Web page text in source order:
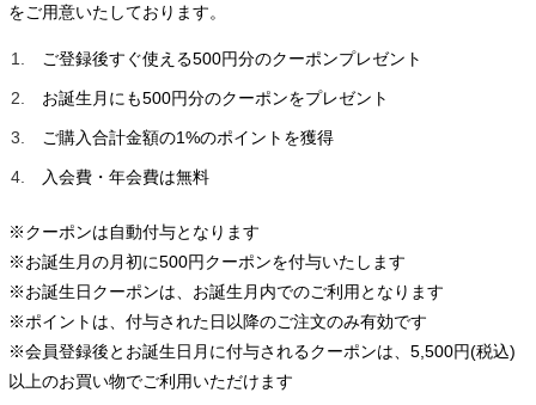
をご用意いたしております。
ご登録後すぐ使える500円分のクーポンプレゼント
お誕生月にも500円分のクーポンをプレゼント
ご購入合計金額の1%のポイントを獲得
入会費・年会費は無料
※クーポンは自動付与となります
※お誕生月の月初に500円クーポンを付与いたします
※お誕生日クーポンは、お誕生月内でのご利用となります
※ポイントは、付与された日以降のご注文のみ有効です
※会員登録後とお誕生日月に付与されるクーポンは、5,500円(税込)
以上のお買い物でご利用いただけます